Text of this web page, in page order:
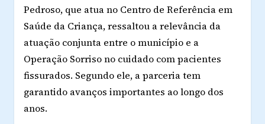
Pedroso, que atua no Centro de Referência em
Saúde da Criança, ressaltou a relevância da
atuação conjunta entre o município e a
Operação Sorriso no cuidado com pacientes
fissurados. Segundo ele, a parceria tem
garantido avanços importantes ao longo dos
anos.